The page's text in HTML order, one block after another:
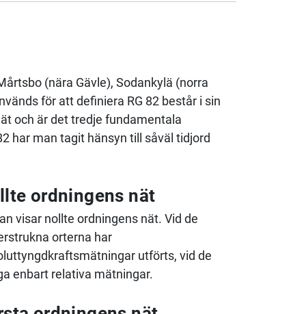
(nära Gävle), Sodankylä (norra
för att definiera RG 82 består i sin
och är det tredje fundamentala
har man tagit hänsyn till såväl tidjord
ordningens nät
visar nollte ordningens nät. Vid de
orterna har
utförts, vid de
enbart relativa mätningar.